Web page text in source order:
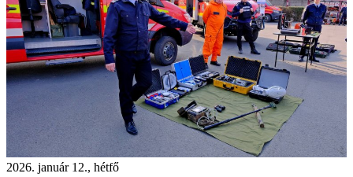
2026. január 12., hétfő